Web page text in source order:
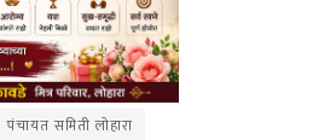
पंचायत समिती लोहारा